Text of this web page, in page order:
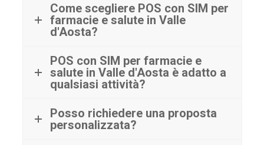
Come scegliere POS con SIM per
farmacie e salute in Valle
d'Aosta?
POS con SIM per farmacie e
salute in Valle d'Aosta è adatto a
qualsiasi attività?
Posso richiedere una proposta
personalizzata?